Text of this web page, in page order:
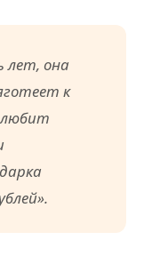
лет, она
к
любит